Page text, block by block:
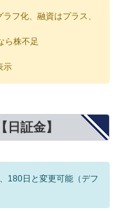
フ化、融資はプラス、
ら株不足
示
証金】
180日と変更可能（デフ